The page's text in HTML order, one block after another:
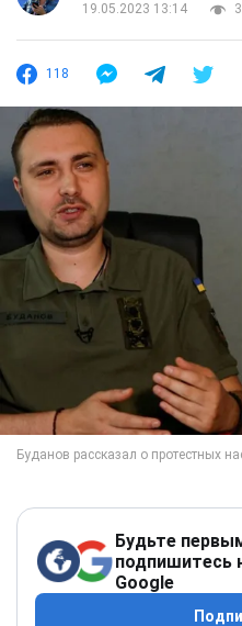
19.05.2023 13:14
118
Будьте
подпишитесь
Google